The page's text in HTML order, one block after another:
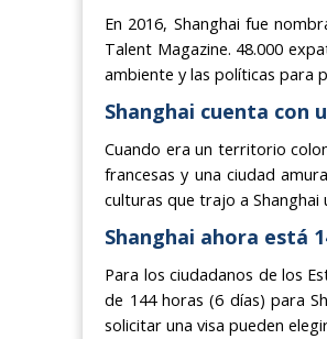
En 2016, Shanghai fue
Talent Magazine. 48.000
ambiente y las políticas para
Shanghai cuenta con
Cuando era un territorio
francesas y una ciudad
culturas que trajo a
Shanghai ahora está
Para los ciudadanos de los
de 144 horas (6 días) para
solicitar una visa pueden